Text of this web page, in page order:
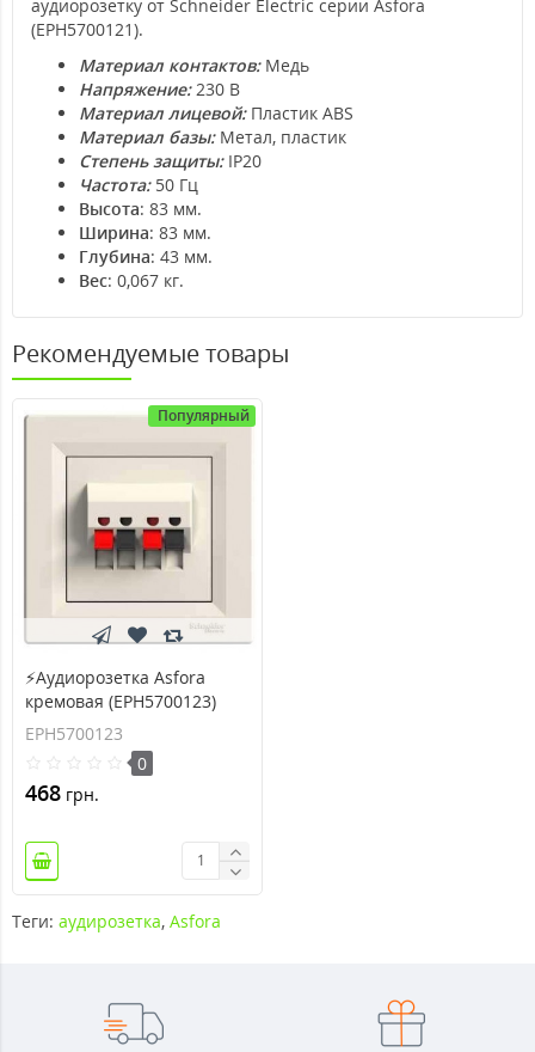
аудиорозетку от Schneider Electric серии Asfora
(EPH5700121).
Материал контактов:Медь
Напряжение:230 В
Материал лицевой:Пластик ABS
Материал базы:Метал, пластик
Степень защиты: IP20
Частота:50 Гц
Высота: 83 мм.
Ширина: 83 мм.
Глубина: 43 мм.
Вес: 0,067 кг.
Рекомендуемые товары
Популярный
⚡Аудиорозетка Asfora
кремовая (EPH5700123)
EPH5700123
0
468 грн.
Теги: аудирозетка, Asfora